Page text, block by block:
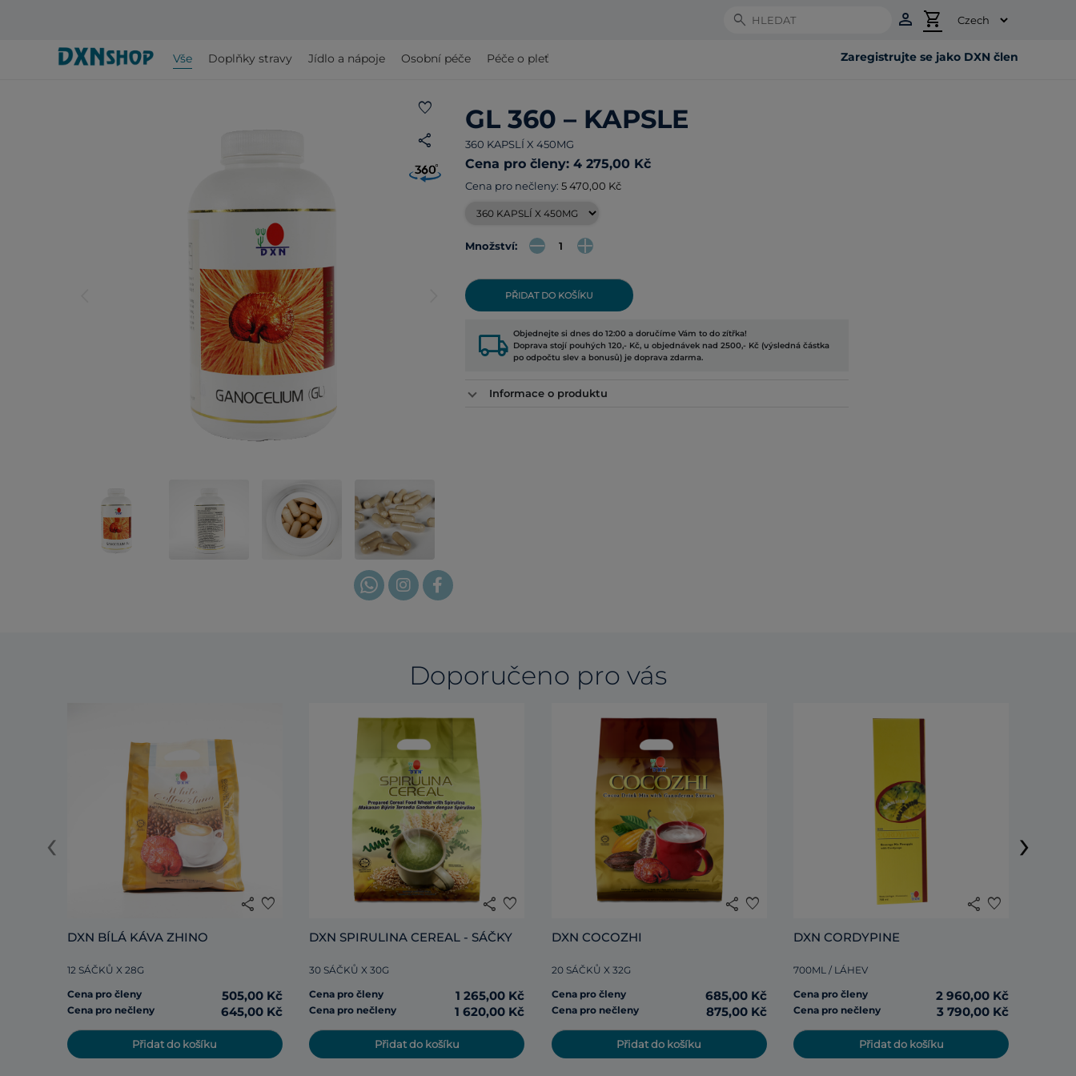
Search person shopping_cart
Vše Doplňky stravy Jídlo a nápoje Osobní péče Péče o pleť Zaregistrujte se jako DXN člen
favorite
share
GL 360 – KAPSLE
360 KAPSLÍ X 450MG
Cena pro členy: 4 275,00 Kč
Cena pro nečleny: 5 470,00 Kč
Množství:
PŘIDAT DO KOŠÍKU
local_shipping Objednejte si dnes do 12:00 a doručíme Vám to do zítřka!
Doprava stojí pouhých 120,- Kč, u objednávek nad 2500,- Kč (výsledná částka
po odpočtu slev a bonusů) je doprava zdarma.
Informace o produktu
Doporučeno pro vás
share favorite
DXN BÍLÁ KÁVA ZHINO
12 SÁČKŮ X 28G
Cena pro členy
505,00 Kč
Cena pro nečleny 645,00 Kč
Přidat do košíku
share favorite
DXN SPIRULINA CEREAL - SÁČKY
30 SÁČKŮ X 30G
Cena pro členy
1 265,00 Kč
Cena pro nečleny 1 620,00 Kč
Přidat do košíku
share favorite
DXN COCOZHI
20 SÁČKŮ X 32G
Cena pro členy
685,00 Kč
Cena pro nečleny 875,00 Kč
Přidat do košíku
share favorite
DXN CORDYPINE
700ML / LÁHEV
Cena pro členy
2 960,00 Kč
Cena pro nečleny 3 790,00 Kč
Přidat do košíku
‹ ›